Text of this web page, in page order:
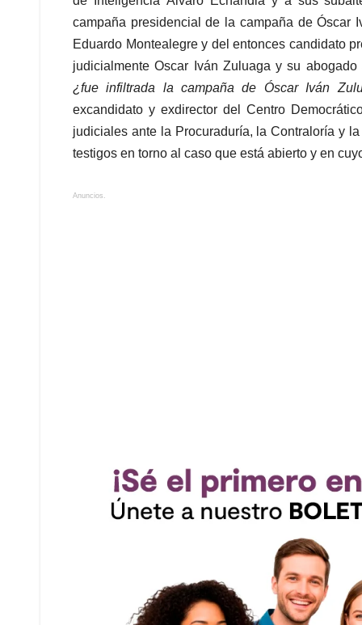
campaña presidencial de la campaña de
Eduardo Montealegre y del entonces candidato
judicialmente Oscar Iván Zuluaga y su
¿fue infiltrada la campaña de Óscar Iván
excandidato y exdirector del Centro
judiciales ante la Procuraduría, la Contraloría y
testigos en torno al caso que está abierto y en
Anuncios.